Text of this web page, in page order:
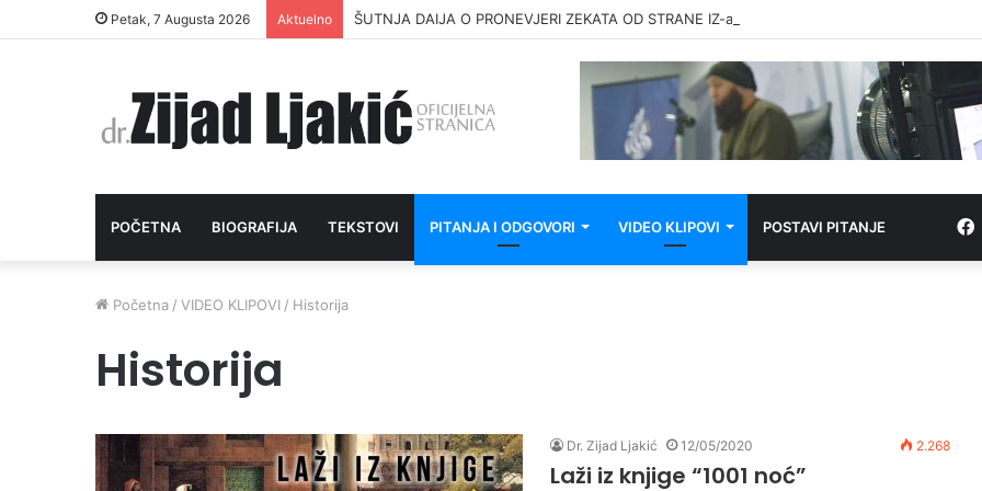
Petak, 7 Augusta 2026 Aktuelno ŠUTNJA DAIJA O PRONEVJERI ZEKATA OD STRANE IZ-a
POČETNA BIOGRAFIJA TEKSTOVI PITANJA I ODGOVORI VIDEO KLIPOVI POSTAVI PITANJE
Početna / VIDEO KLIPOVI / Historija
Historija
Dr. Zijad Ljakić 12/05/2020 2.268
Laži iz knjige “1001 noć”